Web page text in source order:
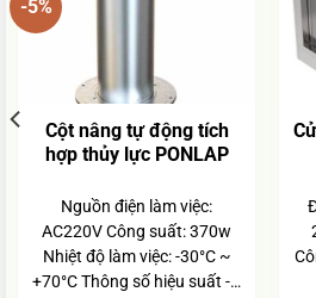
-5%
Cột nâng tự động tích
hợp thủy lực PONLAP
Nguồn điện làm việc:
AC220V Công suất: 370w
Nhiệt độ làm việc: -30°C ~
+70°C Thông số hiệu suất -…